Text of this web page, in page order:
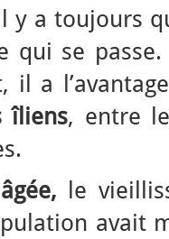
y a toujours
qui se
il a
îliens, entre
le
avait